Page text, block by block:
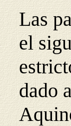
Las
el
dado